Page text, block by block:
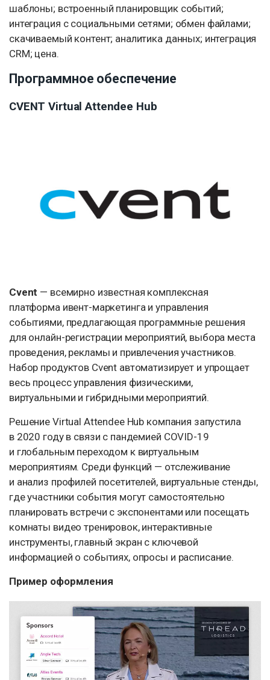
шаблоны; встроенный планировщик событий;
интеграция с социальными сетями; обмен файлами;
скачиваемый контент; аналитика данных; интеграция
CRM; цена.
Программное обеспечение
CVENT Virtual Attendee Hub
Cvent — всемирно известная комплексная
платформа ивент-маркетинга и управления
событиями, предлагающая программные решения
для онлайн-регистрации мероприятий, выбора места
проведения, рекламы и привлечения участников.
Набор продуктов Cvent автоматизирует и упрощает
весь процесс управления физическими,
виртуальными и гибридными мероприятий.
Решение Virtual Attendee Hub компания запустила
в 2020 году в связи с пандемией COVID-19
и глобальным переходом к виртуальным
мероприятиям. Среди функций — отслеживание
и анализ профилей посетителей, виртуальные стенды,
где участники события могут самостоятельно
планировать встречи с экспонентами или посещать
комнаты видео тренировок, интерактивные
инструменты, главный экран с ключевой
информацией о событиях, опросы и расписание.
Пример оформления